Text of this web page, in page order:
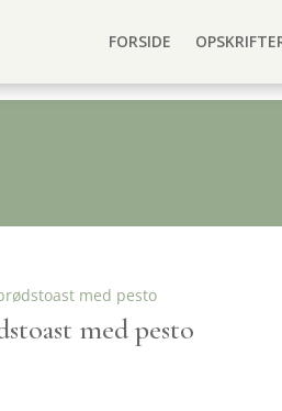
FORSIDE
med pesto